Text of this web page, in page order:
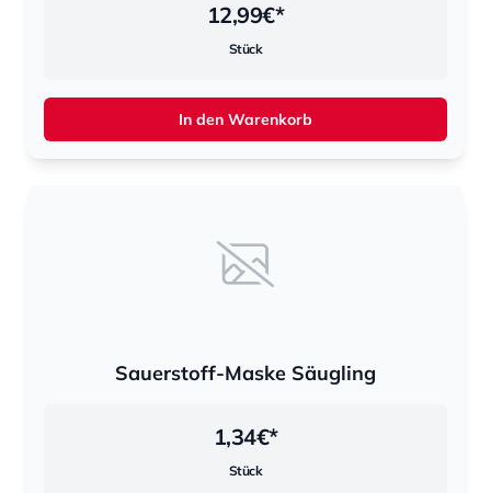
12,99€*
Stück
In den Warenkorb
Sauerstoff-Maske Säugling
1,34€*
Stück